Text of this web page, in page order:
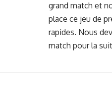
grand match et
place ce jeu de
rapides. Nous
match pour la